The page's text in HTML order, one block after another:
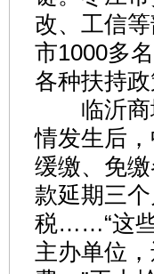
改、工信
市1000多
各种扶持政
临沂商城
情发生后
缓缴、免
款延期三
税……“这些
主办单位